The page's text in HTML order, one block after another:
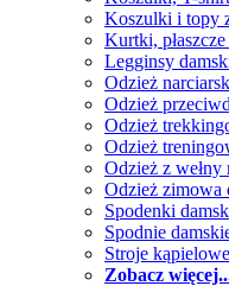
Koszulki i topy
Kurtki,
Legginsy
Odzież
Odzież
Odzież
Odzież
Odzież z wełny
Odzież zimowa
Spodenki
Spodnie
Stroje
Zobacz